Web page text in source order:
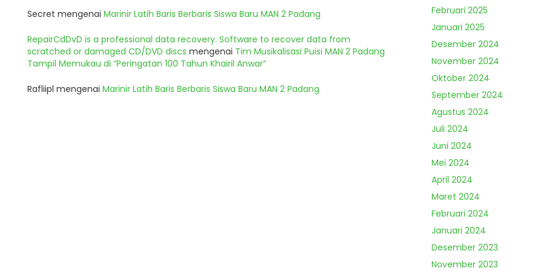
Secret mengenai Marinir Latih Baris Berbaris Siswa Baru MAN 2 Padang
RepairCdDvD is a professional data recovery. Software to recover data from
scratched or damaged CD/DVD discs mengenai Tim Musikalisasi Puisi MAN 2 Padang
Tampil Memukau di “Peringatan 100 Tahun Khairil Anwar”
Rafliipl mengenai Marinir Latih Baris Berbaris Siswa Baru MAN 2 Padang
Februari 2025
Januari 2025
Desember 2024
November 2024
Oktober 2024
September 2024
Agustus 2024
Juli 2024
Juni 2024
Mei 2024
April 2024
Maret 2024
Februari 2024
Januari 2024
Desember 2023
November 2023